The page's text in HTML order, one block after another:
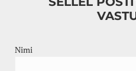
Nimi